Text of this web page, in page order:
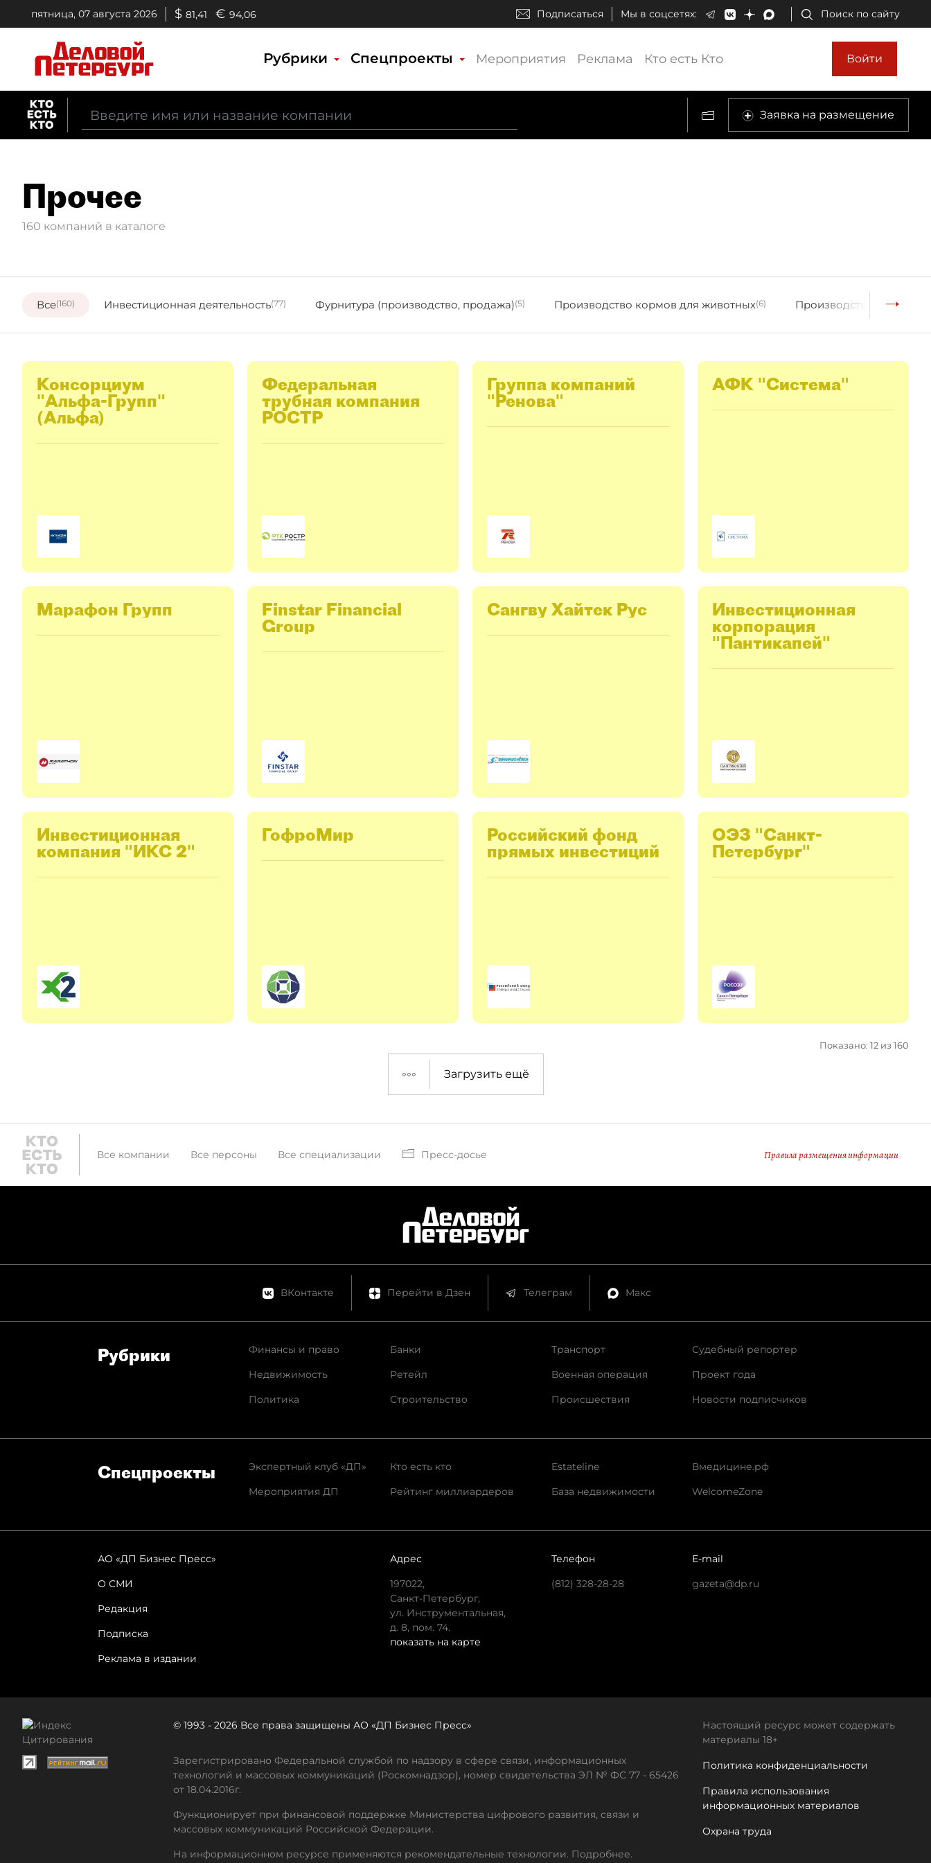
пятница, 07 августа 2026 $ 81,41 € 94,06 Подписаться Мы в соцсетях: Поиск по сайту
Рубрики Спецпроекты Мероприятия Реклама Кто есть Кто Войти
Заявка на размещение
Прочее
160 компаний в каталоге
Все(160) Инвестиционная деятельность(77) Фурнитура (производство, продажа)(5) Производство кормов для животных(6) Производство
Консорциум
"Альфа-Групп"
(Альфа)
Федеральная
трубная компания
РОСТР
Группа компаний
"Ренова"
АФК "Система"
Марафон Групп
Finstar Financial
Group
Сангву Хайтек Рус
Инвестиционная
корпорация
"Пантикапей"
Инвестиционная
компания "ИКС 2"
ГофроМир
Российский фонд
прямых инвестиций
ОЭЗ "Санкт-
Петербург"
Показано: 12 из 160
Загрузить ещё
Все компании Все персоны Все специализации Пресс-досье Правила размещения информации
ВКонтакте Перейти в Дзен Телеграм Макс
Рубрики
Финансы и право
Недвижимость
Политика
Банки
Ретейл
Строительство
Транспорт
Военная операция
Происшествия
Судебный репортер
Проект года
Новости подписчиков
Спец­проекты
Экспертный клуб «ДП»
Мероприятия ДП
Кто есть кто
Рейтинг миллиардеров
Estateline
База недвижимости
Вмедицине.рф
WelcomeZone
АО «ДП Бизнес Пресс»
О СМИ
Редакция
Подписка
Реклама в издании
Адрес
197022,
Санкт-Петербург,
ул. Инструментальная,
д. 8, пом. 74.
показать на карте
Телефон
(812) 328-28-28
E-mail
gazeta@dp.ru
© 1993 - 2026 Все права защищены АО «ДП Бизнес Пресс»
Зарегистрировано Федеральной службой по надзору в сфере связи, информационных
технологий и массовых коммуникаций (Роскомнадзор), номер свидетельства ЭЛ № ФС 77 - 65426
от 18.04.2016г.
Функционирует при финансовой поддержке Министерства цифрового развития, связи и
массовых коммуникаций Российской Федерации.
На информационном ресурсе применяются рекомендательные технологии. Подробнее.
Настоящий ресурс может содержать
материалы 18+
Политика конфиденциальности
Правила использования
информационных материалов
Охрана труда